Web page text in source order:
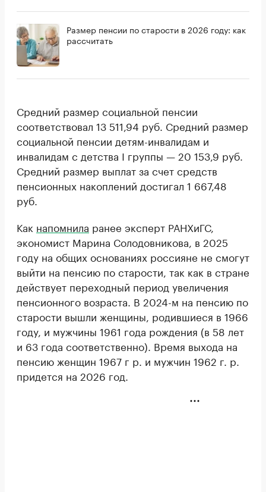
Размер пенсии по старости в 2026 году: как
рассчитать
Средний размер социальной пенсии
соответствовал 13 511,94 руб. Средний размер
социальной пенсии детям-инвалидам и
инвалидам с детства I группы — 20 153,9 руб.
Средний размер выплат за счет средств
пенсионных накоплений достигал 1 667,48
руб.
Как напомнила ранее эксперт РАНХиГС,
экономист Марина Солодовникова, в 2025
году на общих основаниях россияне не смогут
выйти на пенсию по старости, так как в стране
действует переходный период увеличения
пенсионного возраста. В 2024-м на пенсию по
старости вышли женщины, родившиеся в 1966
году, и мужчины 1961 года рождения (в 58 лет
и 63 года соответственно). Время выхода на
пенсию женщин 1967 г р. и мужчин 1962 г. р.
придется на 2026 год.